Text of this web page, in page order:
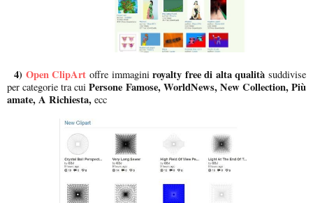
4) Open ClipArt offre immaginiroyalty free di alta qualità suddivise
per categorie tra cui Persone Famose, WorldNews, New Collection, Più
amate, A Richiesta, ecc